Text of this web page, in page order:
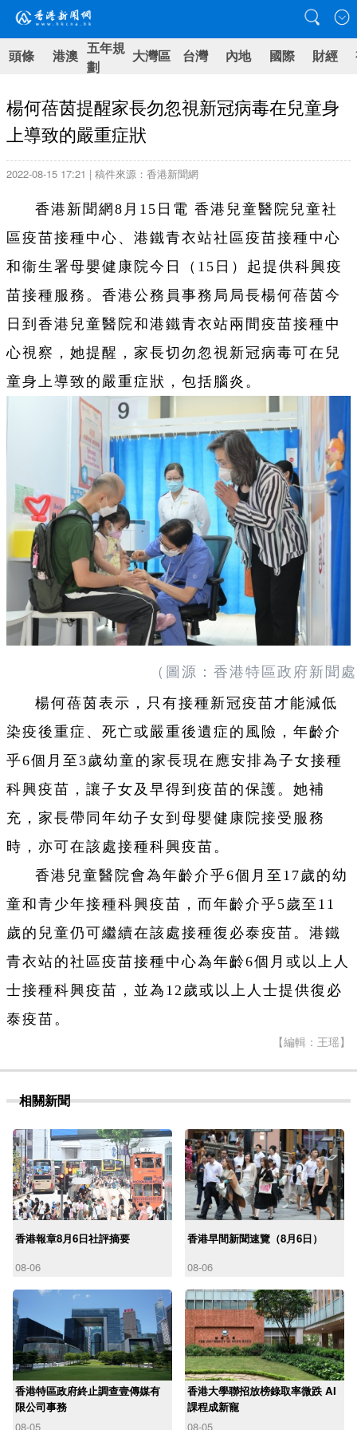
頭條 港澳 五年規
劃
大灣區 台灣 內地 國際 財經
楊何蓓茵提醒家長勿忽視新冠病毒在兒童身
上導致的嚴重症狀
2022-08-15 17:21 | 稿件來源：香港新聞網
香港新聞網8月15日電 香港兒童醫院兒童社
區疫苗接種中心、港鐵青衣站社區疫苗接種中心
和衞生署母嬰健康院今日（15日）起提供科興疫
苗接種服務。香港公務員事務局局長楊何蓓茵今
日到香港兒童醫院和港鐵青衣站兩間疫苗接種中
心視察，她提醒，家長切勿忽視新冠病毒可在兒
童身上導致的嚴重症狀，包括腦炎。
（圖源：香港特區政府新聞
楊何蓓茵表示，只有接種新冠疫苗才能減低
染疫後重症、死亡或嚴重後遺症的風險，年齡介
乎6個月至3歲幼童的家長現在應安排為子女接種
科興疫苗，讓子女及早得到疫苗的保護。她補
充，家長帶同年幼子女到母嬰健康院接受服務
時，亦可在該處接種科興疫苗。
香港兒童醫院會為年齡介乎6個月至17歲的幼
童和青少年接種科興疫苗，而年齡介乎5歲至11
歲的兒童仍可繼續在該處接種復必泰疫苗。港鐵
青衣站的社區疫苗接種中心為年齡6個月或以上人
士接種科興疫苗，並為12歲或以上人士提供復必
泰疫苗。
【編輯：王瑶】
相關新聞
香港報章8月6日社評摘要
08-06
香港早間新聞速覽（8月6日）
08-06
香港特區政府終止調查壹傳媒有
限公司事務
08-05
香港大學聯招放榜錄取率微跌 AI
課程成新寵
08-05